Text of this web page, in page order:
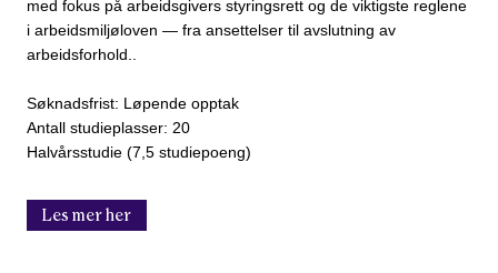
med fokus på arbeidsgivers styringsrett og de viktigste reglene
i arbeidsmiljøloven — fra ansettelser til avslutning av
arbeidsforhold..
Søknadsfrist: Løpende opptak
Antall studieplasser: 20
Halvårsstudie (7,5 studiepoeng)
Les mer her